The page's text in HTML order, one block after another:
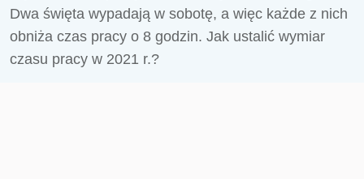
Dwa święta wypadają w sobotę, a więc każde z nich
obniża czas pracy o 8 godzin. Jak ustalić wymiar
czasu pracy w 2021 r.?